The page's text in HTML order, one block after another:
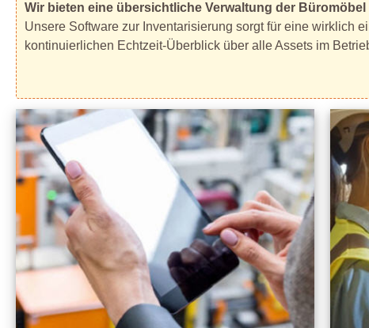
Wir bieten eine übersichtliche Verwaltung der Büromöbel
Unsere Software zur Inventarisierung sorgt für eine wirklich
kontinuierlichen Echtzeit-Überblick über alle Assets im